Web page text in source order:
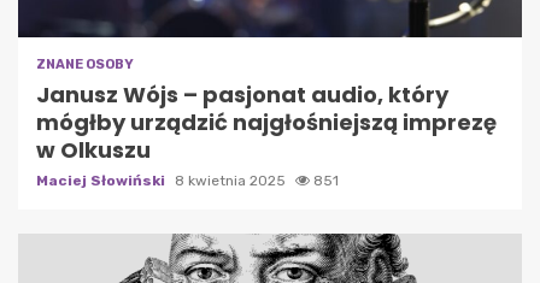
ZNANE OSOBY
Janusz Wójs – pasjonat audio, który
mógłby urządzić najgłośniejszą imprezę
w Olkuszu
Maciej Słowiński 8 kwietnia 2025 851